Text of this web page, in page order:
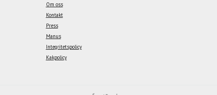
Om oss
Kontakt
Press
Manus
Integritetspolicy
Kakpolicy